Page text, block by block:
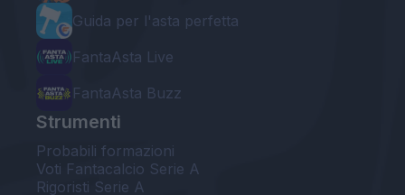
Guida per l'asta perfetta
FantaAsta Live
FantaAsta Buzz
Strumenti
Probabili formazioni
Voti Fantacalcio Serie A
Rigoristi Serie A